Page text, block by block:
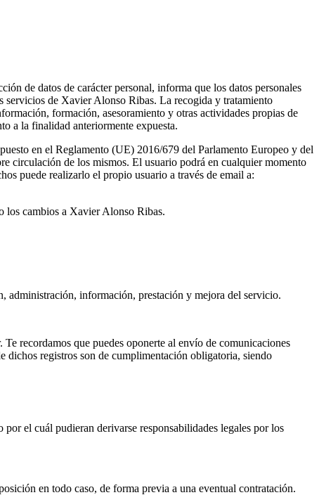
de datos de carácter personal, informa que los datos personales
servicios de Xavier Alonso Ribas. La recogida y tratamiento
formación, asesoramiento y otras actividades propias de
a la finalidad anteriormente expuesta.
en el Reglamento (UE) 2016/679 del Parlamento Europeo y del
circulación de los mismos. El usuario podrá en cualquier momento
puede realizarlo el propio usuario a través de email a:
los cambios a Xavier Alonso Ribas.
administración, información, prestación y mejora del servicio.
recordamos que puedes oponerte al envío de comunicaciones
registros son de cumplimentación obligatoria, siendo
el cuál pudieran derivarse responsabilidades legales por los
en todo caso, de forma previa a una eventual contratación.